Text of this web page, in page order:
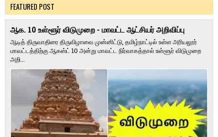
FEATURED POST
ஆக. 10 உள்ளூர் விடுமுறை - மாவட்ட ஆட்சியர் அறிவிப்பு
ஆடித் திருவாதிரை திருவிழாவை முன்னிட்டு, தமிழ்நாட்டில் உள்ள அரியலூர்
மாவட்டத்திற்கு ஆகஸ்ட் 10 அன்று மாவட்ட நிர்வாகத்தால் உள்ளூர் விடுமுறை
அறி...